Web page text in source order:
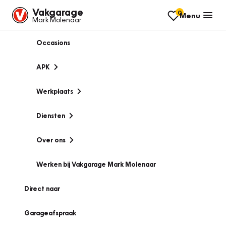
Vakgarage
Mark Molenaar
0Menu
Occasions
APK
Werkplaats
Diensten
Over ons
Werken bij Vakgarage Mark Molenaar
Direct naar
Garageafspraak